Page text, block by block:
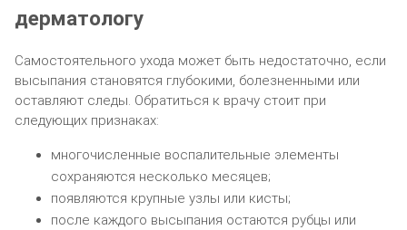
дерматологу
Самостоятельного ухода может быть недостаточно, если
высыпания становятся глубокими, болезненными или
оставляют следы. Обратиться к врачу стоит при
следующих признаках:
многочисленные воспалительные элементы
сохраняются несколько месяцев;
появляются крупные узлы или кисты;
после каждого высыпания остаются рубцы или